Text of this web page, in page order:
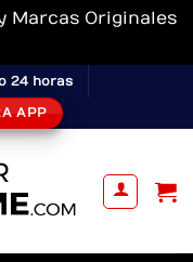
Marcas Originales
24 horas
APP